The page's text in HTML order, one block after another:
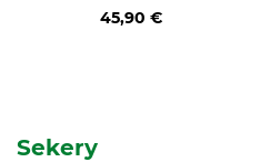
45,90 €
Sekery